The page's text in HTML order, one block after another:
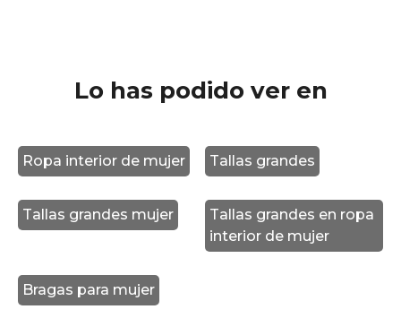
Lo has podido ver en
Ropa interior de mujer Tallas grandes
Tallas grandes mujer
Tallas grandes en ropa
interior de mujer
Bragas para mujer